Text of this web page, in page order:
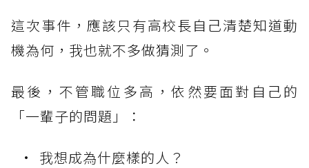
這次事件，應該只有高校長自己清楚知道動
機為何，我也就不多做猜測了。
最後，不管職位多高，依然要面對自己的
「一輩子的問題」：
我想成為什麼樣的人？